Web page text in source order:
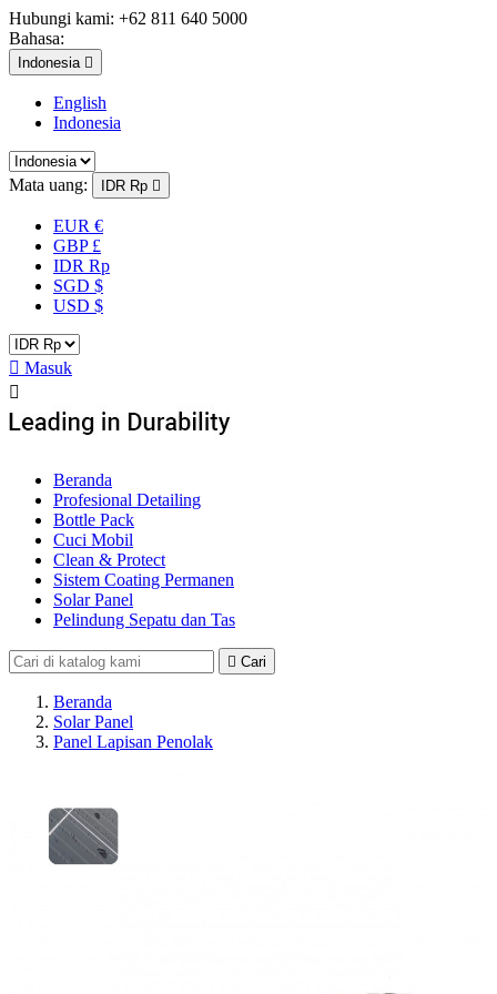
Hubungi kami: +62 811 640 5000
Bahasa:
Indonesia 
English
Indonesia
Mata uang: IDR Rp 
EUR €
GBP £
IDR Rp
SGD $
USD $
 Masuk

Beranda
Profesional Detailing
Bottle Pack
Cuci Mobil
Clean & Protect
Sistem Coating Permanen
Solar Panel
Pelindung Sepatu dan Tas
 Cari
Beranda
Solar Panel
Panel Lapisan Penolak